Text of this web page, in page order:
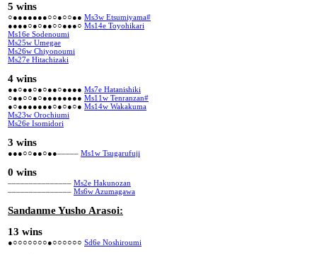
5 wins
○●●●●●●●○○●○○●● Ms3w Etsumiyama#
●●●●○●○●●○○●●●○ Ms14e Toyohikari
Ms16e Sodenoumi
Ms25w Umegae
Ms26w Chiyonoumi
Ms27e Hitachizaki
4 wins
●●○●●○●○●●○●●●● Ms7e Hatanishiki
○●●○○●○●●●●●●●● Ms11w Tenranzan#
●○●●●●●●●○●○●○● Ms14w Wakakuma
Ms23w Orochiumi
Ms26e Isomidori
3 wins
●●●○○●●○●●––––– Ms1w Tsugarufuji
0 wins
––––––––––––––– Ms2e Hakunozan
––––––––––––––– Ms6w Azumagawa
Sandanme Yusho Arasoi:
13 wins
●○○○○○○○●○○○○○○ Sd6e Noshiroumi